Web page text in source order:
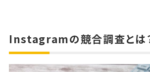
Instagramの競合調査とは